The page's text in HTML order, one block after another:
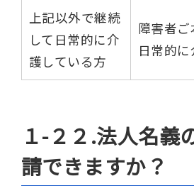
上記以外で継続
して日常的に介
護している方
障害者
日常的
１-２２.法人名義
請できますか？